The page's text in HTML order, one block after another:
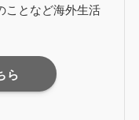
ことなど海外生活
ら